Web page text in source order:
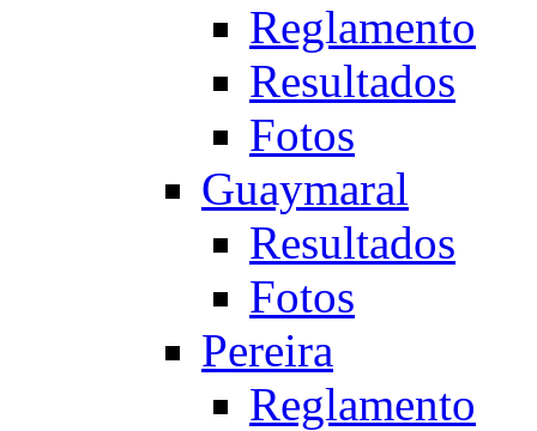
Reglamento
Resultados
Fotos
Guaymaral
Resultados
Fotos
Pereira
Reglamento